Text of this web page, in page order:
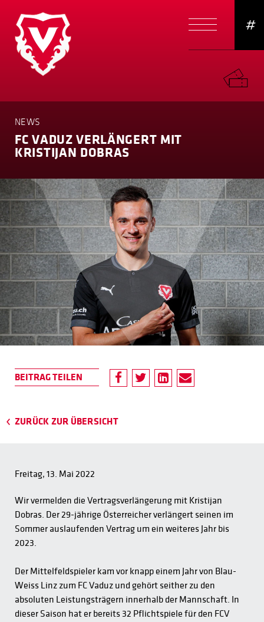
#
NEWS
FC VADUZ VERLÄNGERT MIT
KRISTIJAN DOBRAS
ZURÜCK ZUR ÜBERSICHT
Freitag, 13. Mai 2022
Wir vermelden die Vertragsverlängerung mit Kristijan
Dobras. Der 29-jährige Österreicher verlängert seinen im
Sommer auslaufenden Vertrag um ein weiteres Jahr bis
2023.
Der Mittelfeldspieler kam vor knapp einem Jahr von Blau-
Weiss Linz zum FC Vaduz und gehört seither zu den
absoluten Leistungsträgern innerhalb der Mannschaft. In
dieser Saison hat er bereits 32 Pflichtspiele für den FCV